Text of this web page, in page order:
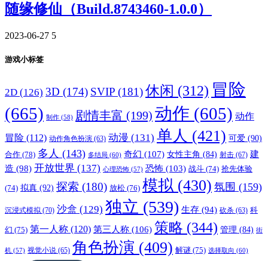
随缘修仙（Build.8743460-1.0.0）
2023-06-27 5
游戏小标签
2D (126) 3D (174) SVIP (181)休闲 (312) 冒险
(665) 制作 (58) 剧情丰富 (199) 动作 (605) 动作
冒险 (112) 动作角色扮演 (63) 动漫 (131) 单人 (421) 可爱 (90)
合作 (78) 多人 (143) 多结局 (60) 奇幻 (107) 女性主角 (84) 射击 (67) 建
造 (98) 开放世界 (137) 心理恐怖 (57) 恐怖 (103) 战斗 (74) 抢先体验
(74) 拟真 (92) 探索 (180) 放松 (76) 模拟 (430) 氛围 (159)
沉浸式模拟 (70) 沙盒 (129) 独立 (539) 生存 (94) 砍杀 (63) 科
幻 (75) 第一人称 (120) 第三人称 (106) 策略 (344) 管理 (84) 街
机 (57) 视觉小说 (65) 角色扮演 (409) 解谜 (75) 选择取向 (60)